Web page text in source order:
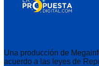
Una producción de
acuerdo a las leyes de